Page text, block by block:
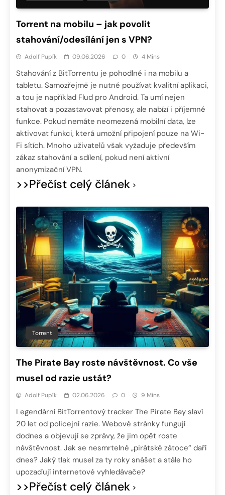
Torrent na mobilu – jak povolit
stahování/odesílání jen s VPN?
Adolf Pupík 09.06.2026 0 4 Mins
Stahování z BitTorrentu je pohodlné i na mobilu a
tabletu. Samozřejmě je nutné používat kvalitní aplikaci,
a tou je například Flud pro Android. Ta umí nejen
stahovat a pozastavovat přenosy, ale nabízí i příjemné
funkce. Pokud nemáte neomezená mobilní data, lze
aktivovat funkci, která umožní připojení pouze na Wi-
Fi sítích. Mnoho uživatelů však vyžaduje především
zákaz stahování a sdílení, pokud není aktivní
anonymizační VPN.
>>Přečíst celý článek
Torrent
The Pirate Bay roste návštěvnost. Co vše
musel od razie ustát?
Adolf Pupík 02.06.2026 0 9 Mins
Legendární BitTorrentový tracker The Pirate Bay slaví
20 let od policejní razie. Webové stránky fungují
dodnes a objevují se zprávy, že jim opět roste
návštěvnost. Jak se nesmrtelné „pirátské zátoce“ daří
dnes? Jaký tlak musel za ty roky snášet a stále ho
upozaďují internetové vyhledávače?
>>Přečíst celý článek